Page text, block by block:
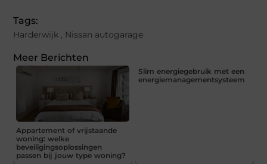
Tags:
Harderwijk , Nissan autogarage
Meer Berichten
Appartement of vrijstaande
woning: welke
beveiligingsoplossingen
passen bij jouw type woning?
Slim energiegebruik met een
energiemanagementsysteem